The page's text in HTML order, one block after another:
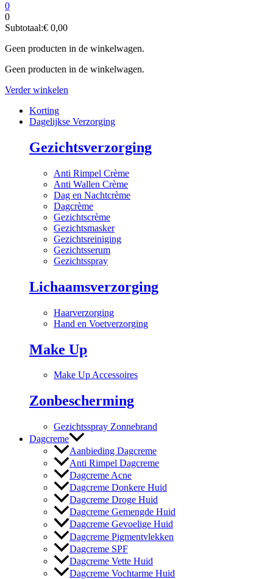
0
0
Subtotaal:€ 0,00
Geen producten in de winkelwagen.
Geen producten in de winkelwagen.
Verder winkelen
Korting
Dagelijkse Verzorging
Gezichtsverzorging
Anti Rimpel Crème
Anti Wallen Crème
Dag en Nachtcrème
Dagcrème
Gezichtscrème
Gezichtsmasker
Gezichtsreiniging
Gezichtsserum
Gezichtsspray
Lichaamsverzorging
Haarverzorging
Hand en Voetverzorging
Make Up
Make Up Accessoires
Zonbescherming
Gezichtsspray Zonnebrand
Dagcreme
Aanbieding Dagcreme
Anti Rimpel Dagcreme
Dagcreme Acne
Dagcreme Donkere Huid
Dagcreme Droge Huid
Dagcreme Gemengde Huid
Dagcreme Gevoelige Huid
Dagcreme Pigmentvlekken
Dagcreme SPF
Dagcreme Vette Huid
Dagcreme Vochtarme Huid